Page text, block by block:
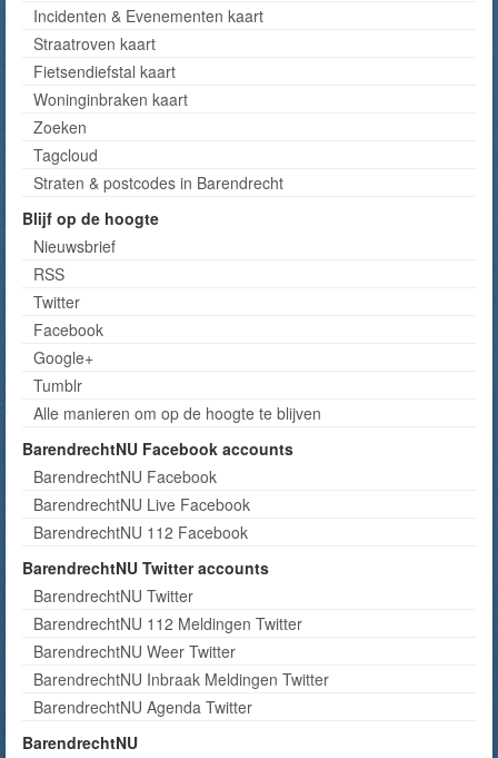
Incidenten & Evenementen kaart
Straatroven kaart
Fietsendiefstal kaart
Woninginbraken kaart
Zoeken
Tagcloud
Straten & postcodes in Barendrecht
Blijf op de hoogte
Nieuwsbrief
RSS
Twitter
Facebook
Google+
Tumblr
Alle manieren om op de hoogte te blijven
BarendrechtNU Facebook accounts
BarendrechtNU Facebook
BarendrechtNU Live Facebook
BarendrechtNU 112 Facebook
BarendrechtNU Twitter accounts
BarendrechtNU Twitter
BarendrechtNU 112 Meldingen Twitter
BarendrechtNU Weer Twitter
BarendrechtNU Inbraak Meldingen Twitter
BarendrechtNU Agenda Twitter
BarendrechtNU